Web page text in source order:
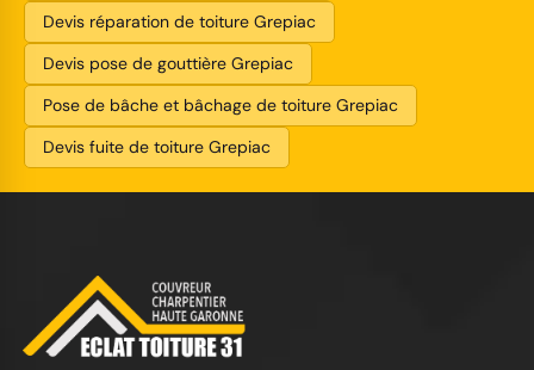
Devis réparation de toiture Grepiac
Devis pose de gouttière Grepiac
Pose de bâche et bâchage de toiture Grepiac
Devis fuite de toiture Grepiac